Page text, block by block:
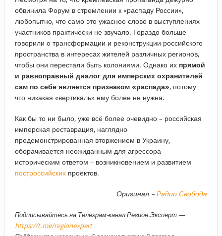
обвинила Форум в стремлении к «распаду России»,
любопытно, что само это ужасное слово в выступлениях
участников практически не звучало. Гораздо больше
говорили о трансформации и реконструкции российского
пространства в интересах жителей различных регионов,
чтобы они перестали быть колониями. Однако их прямой
и равноправный диалог для имперских охранителей
сам по себе является признаком «распада», потому
что никакая «вертикаль» ему более не нужна.
Как бы то ни было, уже всё более очевидно – российская
имперская реставрация, наглядно
продемонстрированная вторжением в Украину,
оборачивается неожиданным для агрессора
историческим ответом – возникновением и развитием
построссийскихпроектов.
Оригинал –Радио Свобода
Подписывайтесь на Телеграм-канал Регион.Эксперт —
https://t.me/regionexpert